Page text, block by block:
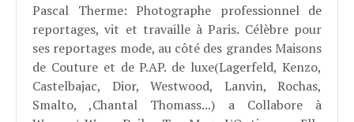
Pascal Therme: Photographe professionnel de
reportages, vit et travaille à Paris. Célèbre pour
ses reportages mode, au côté des grandes Maisons
de Couture et de P.AP. de luxe(Lagerfeld, Kenzo,
Castelbajac, Dior, Westwood, Lanvin, Rochas,
Smalto, ,Chantal Thomass...) a Collabore à